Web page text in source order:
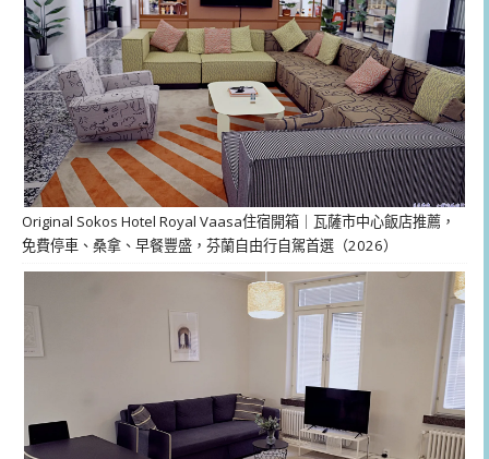
Original Sokos Hotel Royal Vaasa住宿開箱｜瓦薩市中心飯店推薦，
免費停車、桑拿、早餐豐盛，芬蘭自由行自駕首選（2026）